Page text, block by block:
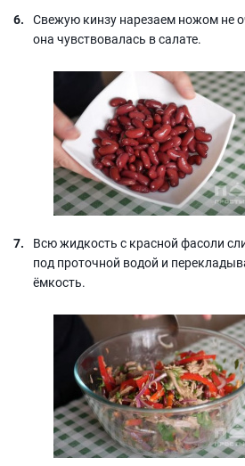
Свежую кинзу нарезаем ножом не
она чувствовалась в салате.
Всю жидкость с красной фасоли
под проточной водой и
ёмкость.